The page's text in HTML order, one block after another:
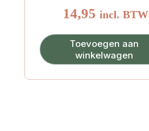
14,95 incl. BTW
Toevoegen aan
winkelwagen